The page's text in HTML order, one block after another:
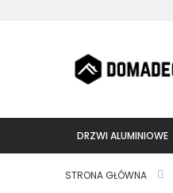
do
DRZWI ALUMINIOWE
STRONA GŁÓWNA